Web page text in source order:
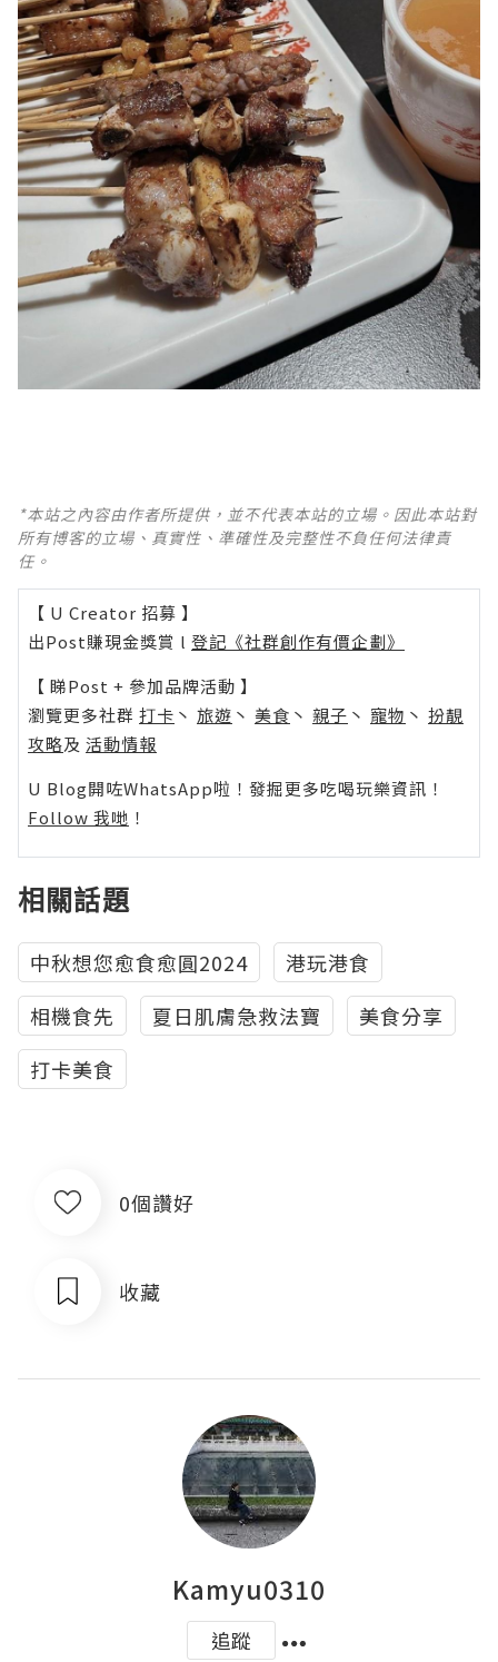
*本站之內容由作者所提供，並不代表本站的立場。因此本站對
所有博客的立場、真實性、準確性及完整性不負任何法律責
任。
【 U Creator 招募 】
出Post賺現金獎賞 l 登記《社群創作有價企劃》
【 睇Post + 參加品牌活動 】
瀏覽更多社群 打卡 丶 旅遊 丶 美食 丶 親子 丶 寵物 丶 扮靚
攻略及 活動情報
U Blog開咗WhatsApp啦！發掘更多吃喝玩樂資訊！
Follow 我哋 ！
相關話題
中秋想您愈食愈圓2024
港玩港食
相機食先
夏日肌膚急救法寶
美食分享
打卡美食
0個讚好
收藏
Kamyu0310
追蹤